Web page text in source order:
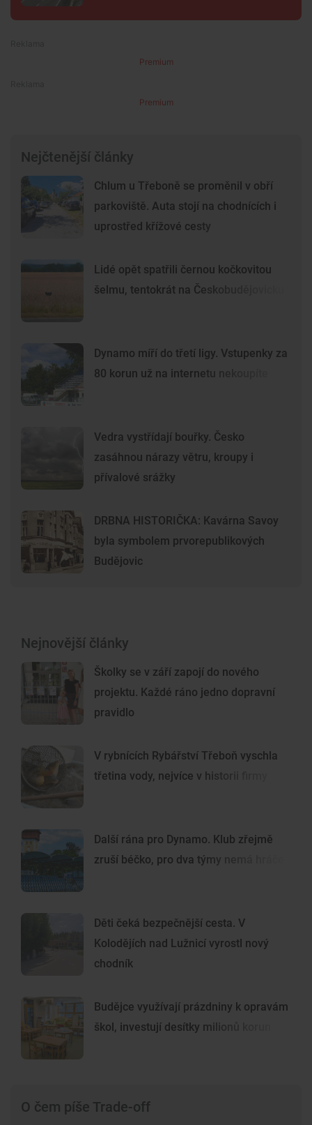
Premium
Premium
Nejčtenější články
Chlum u Třeboně se proměnil v obří
parkoviště. Auta stojí na chodnících i
uprostřed křížové cesty
Lidé opět spatřili černou kočkovitou
šelmu, tentokrát na Českobudějovicku
Dynamo míří do třetí ligy. Vstupenky za
80 korun už na internetu nekoupíte
Vedra vystřídají bouřky. Česko
zasáhnou nárazy větru, kroupy i
přívalové srážky
DRBNA HISTORIČKA: Kavárna Savoy
byla symbolem prvorepublikových
Budějovic
Nejnovější články
Školky se v září zapojí do nového
projektu. Každé ráno jedno dopravní
pravidlo
V rybnících Rybářství Třeboň vyschla
třetina vody, nejvíce v historii firmy
Další rána pro Dynamo. Klub zřejmě
zruší béčko, pro dva týmy nemá hráče
Děti čeká bezpečnější cesta. V
Kolodějích nad Lužnicí vyrostl nový
chodník
Budějce využívají prázdniny k opravám
škol, investují desítky milionů korun
O čem píše Trade-off